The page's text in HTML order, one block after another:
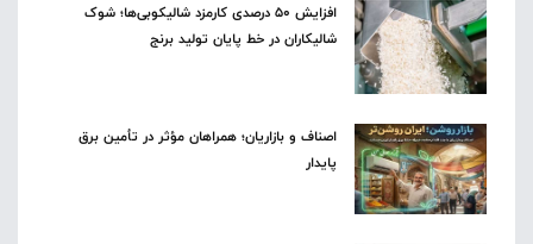
افزایش ۵۰ درصدی کارمزد شالیکوبی‌ها؛ شوک
شالیکاران در خط پایان تولید برنج
اصناف و بازاریان؛ همراهان مؤثر در تأمین برق
پایدار